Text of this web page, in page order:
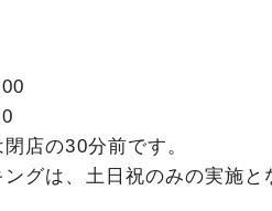
店の30分前です。
グは、土日祝のみの実施と